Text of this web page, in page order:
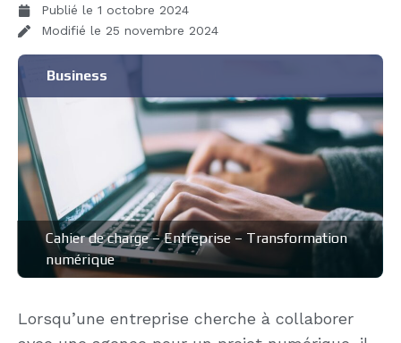
Publié le 1 octobre 2024
Modifié le 25 novembre 2024
Business
Cahier de charge–Entreprise– Transformation
numérique
Lorsqu’une entreprise cherche à collaborer